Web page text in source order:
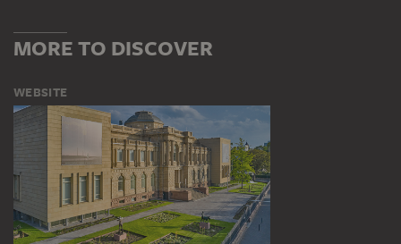
MORE TO DISCOVER
WEBSITE